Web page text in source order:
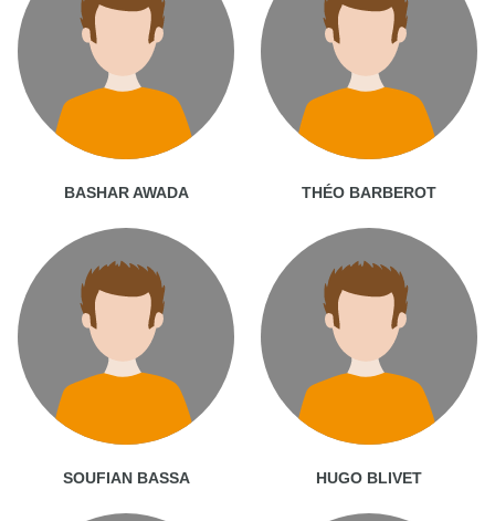
BASHAR AWADA THÉO BARBEROT
SOUFIAN BASSA HUGO BLIVET